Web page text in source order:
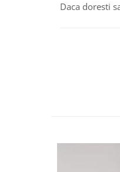
Daca doresti